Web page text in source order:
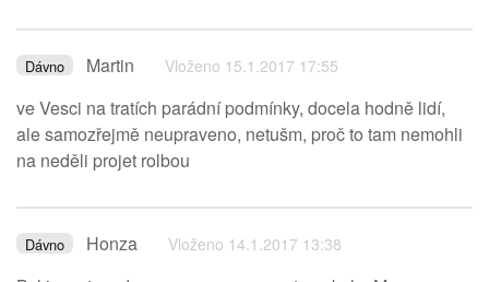
Dávno Martin Vloženo 15.1.2017 17:55
ve Vesci na tratích parádní podmínky, docela hodně lidí,
ale samozřejmě neupraveno, netušm, proč to tam nemohli
na neděli projet rolbou
Dávno Honza Vloženo 14.1.2017 13:38